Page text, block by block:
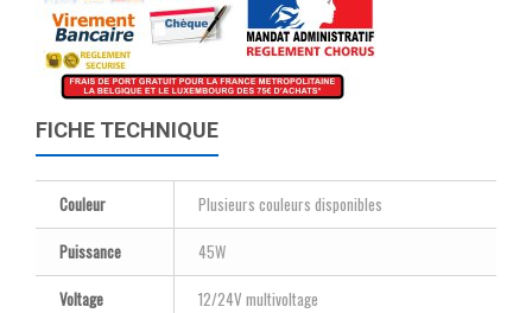
FICHE TECHNIQUE
Couleur
Plusieurs couleurs disponibles
Puissance
45W
Voltage
12/24V multivoltage